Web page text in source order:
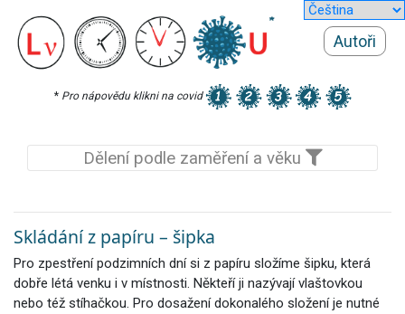
Autoři
* Pro nápovědu klikni na covid
Dělení podle zaměření a věku
Skládání z papíru – šipka
Pro zpestření podzimních dní si z papíru složíme šipku, která
dobře létá venku i v místnosti. Někteří ji nazývají vlaštovkou
nebo též stíhačkou. Pro dosažení dokonalého složení je nutné